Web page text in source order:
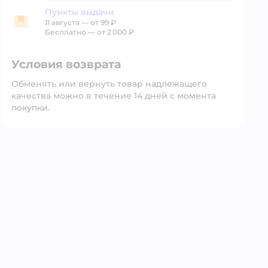
Пункты выдачи
Пункты выдачи
11 августа — от 99 ₽
Бесплатно — от 2 000 ₽
Условия возврата
Обменять или вернуть товар надлежащего
качества можно в течение 14 дней с момента
покупки.